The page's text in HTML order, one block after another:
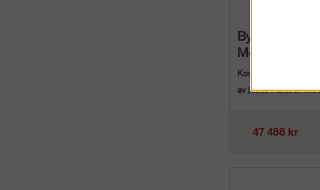
Byggställning
Modul Rotax
Komplett
av jobb. Paketen
47 488 kr